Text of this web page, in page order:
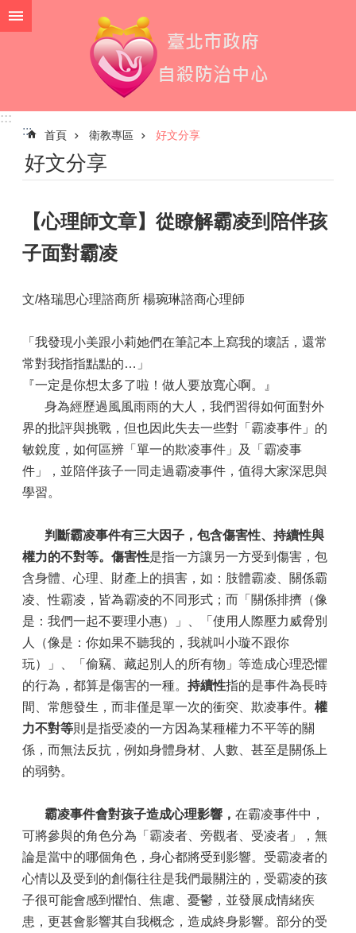
跳到主要內容區塊
:::
:::
首頁 衛教專區 好文分享
好文分享
【心理師文章】從瞭解霸凌到陪伴孩
子面對霸凌
文/格瑞思心理諮商所 楊琬琳諮商心理師
「我發現小美跟小莉她們在筆記本上寫我的壞話，還常
常對我指指點點的…」
『一定是你想太多了啦！做人要放寬心啊。』
身為經歷過風風雨雨的大人，我們習得如何面對外
界的批評與挑戰，但也因此失去一些對「霸凌事件」的
敏銳度，如何區辨「單一的欺凌事件」及「霸凌事
件」，並陪伴孩子一同走過霸凌事件，值得大家深思與
學習。
判斷霸凌事件有三大因子，包含傷害性、持續性與
權力的不對等。 傷害性是指一方讓另一方受到傷害，包
含身體、心理、財產上的損害，如：肢體霸凌、關係霸
凌、性霸凌，皆為霸凌的不同形式；而「關係排擠（像
是：我們一起不要理小惠）」、「使用人際壓力威脅別
人（像是：你如果不聽我的，我就叫小璇不跟你
玩）」、「偷竊、藏起別人的所有物」等造成心理恐懼
的行為，都算是傷害的一種。 持續性指的是事件為長時
間、常態發生，而非僅是單一次的衝突、欺凌事件。 權
力不對等則是指受凌的一方因為某種權力不平等的關
係，而無法反抗，例如身體身材、人數、甚至是關係上
的弱勢。
霸凌事件會對孩子造成心理影響， 在霸凌事件中，
可將參與的角色分為「霸凌者、旁觀者、受凌者」，無
論是當中的哪個角色，身心都將受到影響。受霸凌者的
心情以及受到的創傷往往是我們最關注的，受霸凌的孩
子很可能會感到懼怕、焦慮、憂鬱，並發展成情緒疾
患，更甚會影響其自我概念，造成終身影響。部分的受